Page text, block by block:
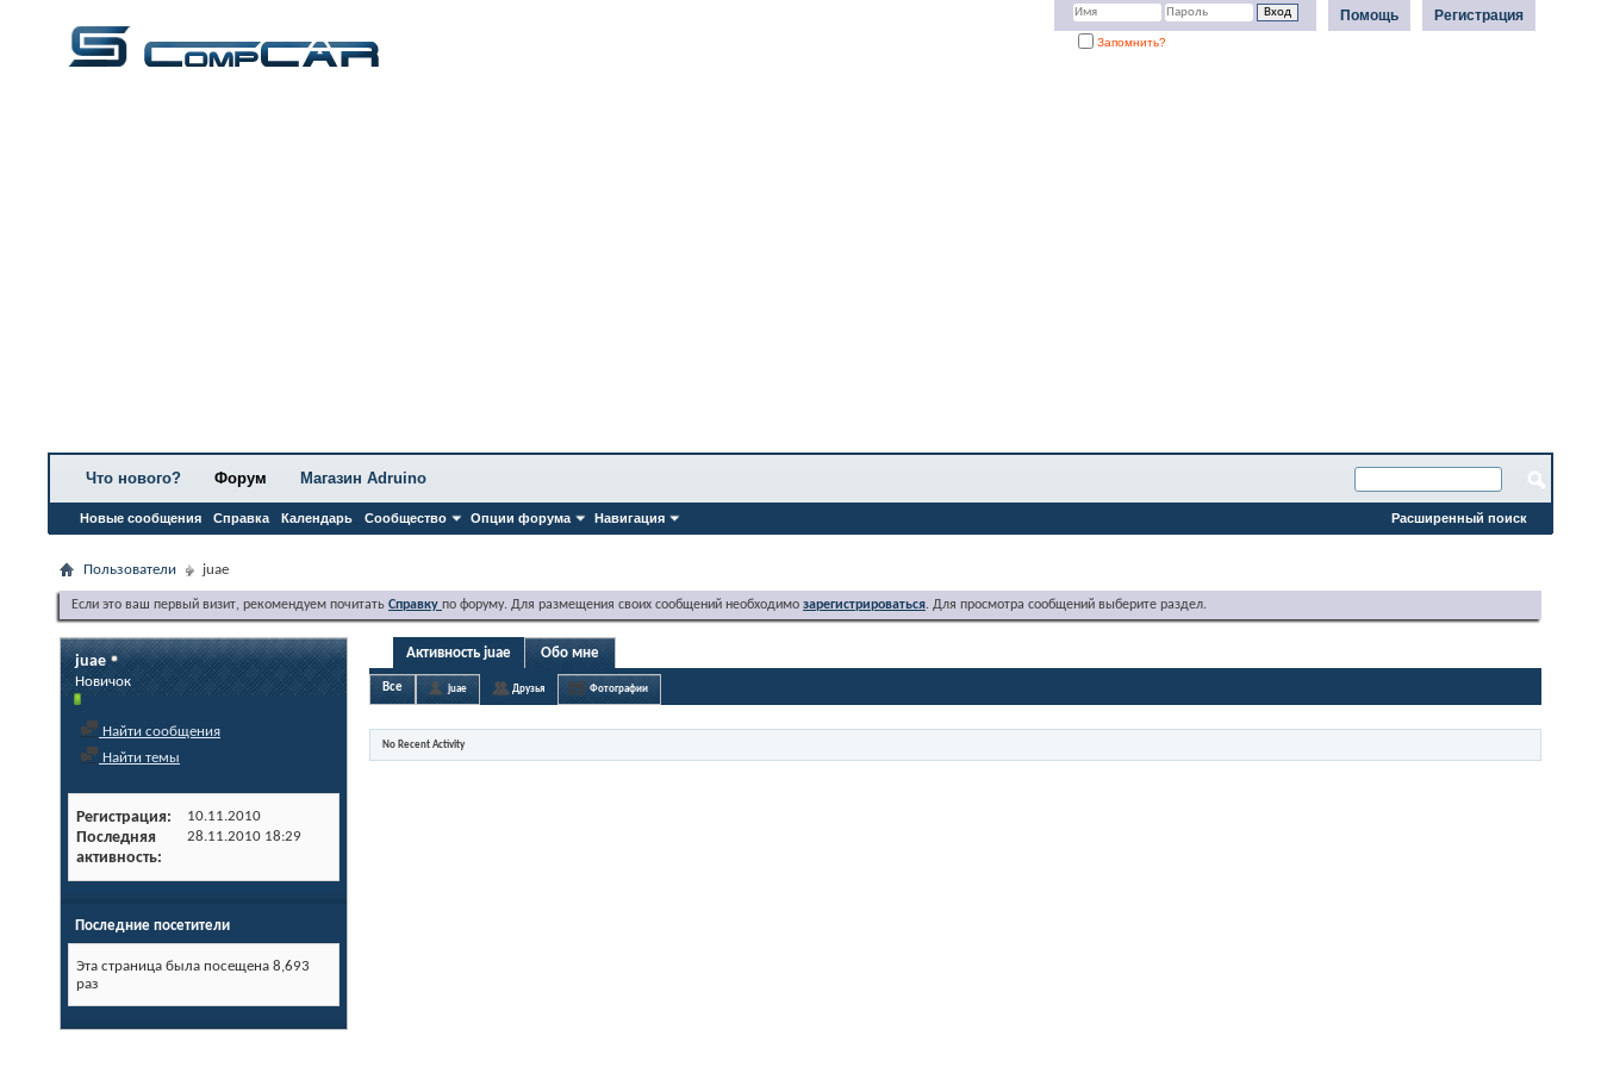
Регистрация
Помощь
Запомнить?
Что нового? Форум
Новые сообщения Справка Календарь Сообщество Опции форума Навигация
Магазин Adruino
Расширенный поиск
Пользователи juae
Если это ваш первый визит, рекомендуем почитать Справку по форуму. Для размещения своих сообщений необходимо зарегистрироваться. Для просмотра сообщений выберите раздел.
juae
Новичок
Найти сообщения
Найти темы
Регистрация 10.11.2010
Последняя
активность
28.11.2010 18:29
Последние посетители
Эта страница была посещена 8,693
раз
Активность juae Обо мне
Все juae Друзья Фотографии
No Recent Activity